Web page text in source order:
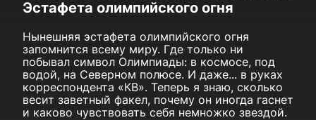
Эстафета олимпийского огня
Нынешняя эстафета олимпийского огня
запомнится всему миру. Где только ни
побывал символ Олимпиады: в космосе, под
водой, на Северном полюсе. И даже... в руках
корреспондента «КВ». Теперь я знаю, сколько
весит заветный факел, почему он иногда гаснет
и каково чувствовать себя немножко звездой.